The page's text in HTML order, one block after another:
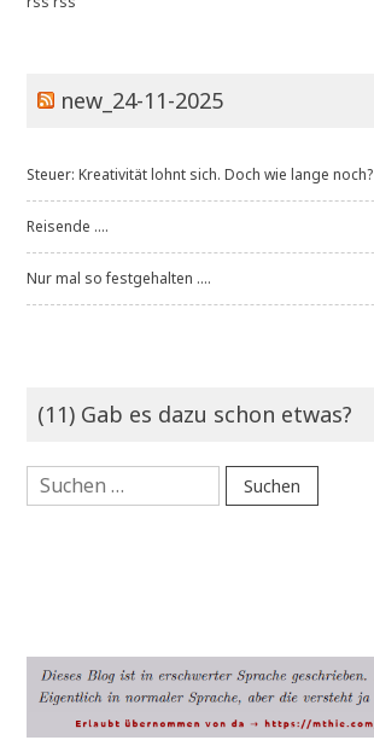
new_24-11-2025
Steuer: Kreativität lohnt sich. Doch wie lange noch?
Reisende ....
Nur mal so festgehalten ....
(11) Gab es dazu schon etwas?
Suchen
nach: